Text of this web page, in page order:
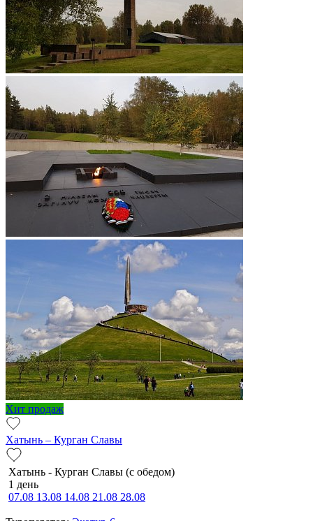
Хит продаж
Хатынь – Курган Славы
Хатынь - Курган Славы (с обедом)
1 день
07.08 13.08 14.08 21.08 28.08